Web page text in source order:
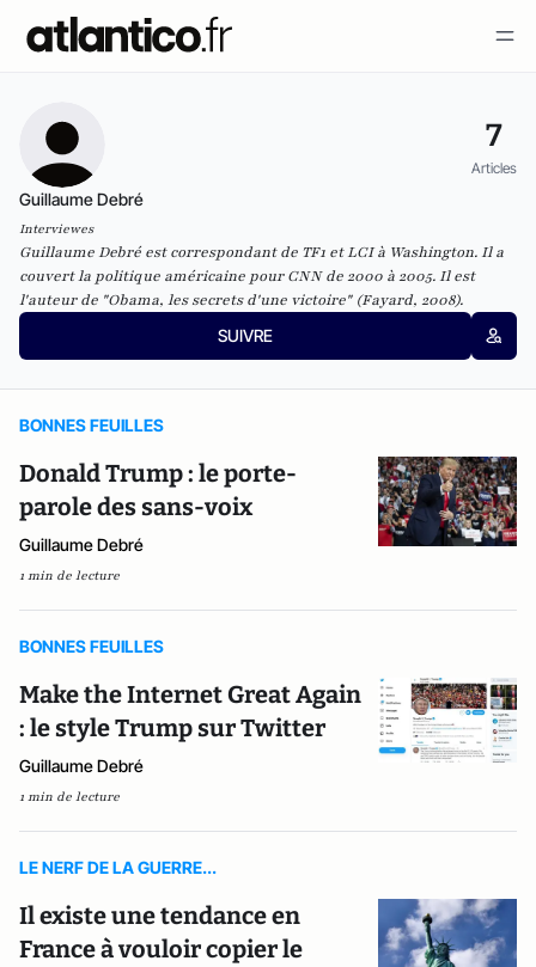
7
Articles
Guillaume Debré
Interviewes
Guillaume Debré est correspondant de TF1 et LCI à Washington. Il a
couvert la politique américaine pour CNN de 2000 à 2005. Il est
l'auteur de "Obama, les secrets d'une victoire" (Fayard, 2008).
SUIVRE
BONNES FEUILLES
Donald Trump : le porte-
parole des sans-voix
Guillaume Debré
1 min de lecture
BONNES FEUILLES
Make the Internet Great Again
: le style Trump sur Twitter
Guillaume Debré
1 min de lecture
LE NERF DE LA GUERRE...
Il existe une tendance en
France à vouloir copier le